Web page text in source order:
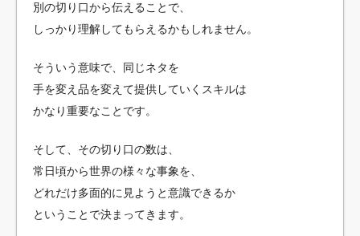
別の切り口から伝えることで、
しっかり理解してもらえるかもしれません。
そういう意味で、同じネタを
手を変え品を変えて提供していくスキルは
かなり重要なことです。
そして、その切り口の数は、
常日頃から世界の様々な事象を、
どれだけ多面的に見ようと意識できるか
ということで決まってきます。